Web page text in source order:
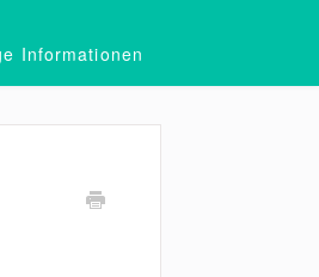
Informationen